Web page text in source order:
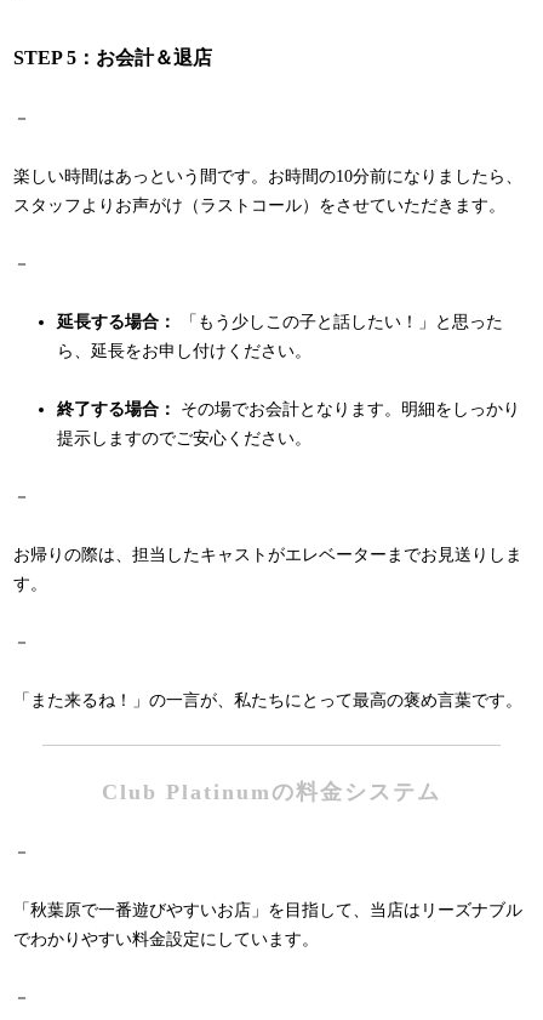
STEP 5：お会計＆退店
－
楽しい時間はあっという間です。お時間の10分前になりましたら、
スタッフよりお声がけ（ラストコール）をさせていただきます。
－
延長する場合：
「もう少しこの子と話したい！」と思った
ら、延長をお申し付けください。
終了する場合：
その場でお会計となります。明細をしっかり
提示しますのでご安心ください。
－
お帰りの際は、担当したキャストがエレベーターまでお見送りしま
す。
－
「また来るね！」の一言が、私たちにとって最高の褒め言葉です。
Club Platinumの料金システム
－
「秋葉原で一番遊びやすいお店」を目指して、当店はリーズナブル
でわかりやすい料金設定にしています。
－